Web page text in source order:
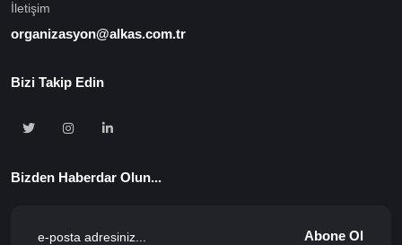
İletişim
organizasyon@alkas.com.tr
Bizi Takip Edin
Bizden Haberdar Olun...
Abone Ol